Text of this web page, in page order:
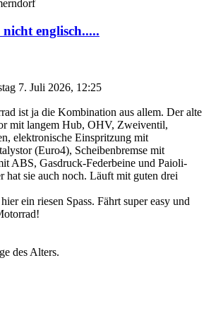
englisch.....
7. Juli 2026, 12:25
ist ja die Kombination aus allem. Der alte
mit langem Hub, OHV, Zweiventil,
elektronische Einspritzung mit
(Euro4), Scheibenbremse mit
ABS, Gasdruck-Federbeine und Paioli-
hat sie auch noch. Läuft mit guten drei
ein riesen Spass. Fährt super easy und
des Alters.